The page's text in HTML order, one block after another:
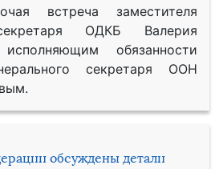
встреча заместителя
ОДКБ Валерия
обязанности
секретаря ООН
обсуждены детали